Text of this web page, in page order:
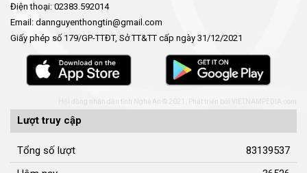
Điện thoại: 02383.592014
Email: dannguyenthongtin@gmail.com
Giấy phép số 179/GP-TTĐT, Sở TT&TT cấp ngày 31/12/2021
Hội đồng nhân dân tỉnh Nghệ An © 2021. Phát triển bởi
Lượt truy cập
Tổng số lượt
83139537